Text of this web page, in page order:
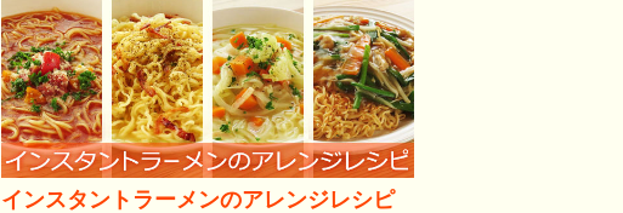
インスタントラーメンのアレンジレシピ